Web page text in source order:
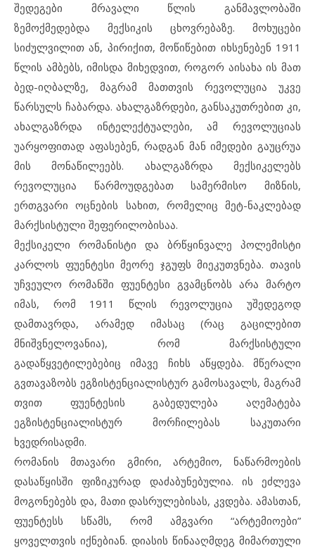
შედეგები მრავალი წლის განმავლობაში
ზემოქმედებდა მექსიკის ცხოვრებაზე. მოხუცები
სიძულვილით ან, პირიქით, მოწიწებით იხსენებენ 1911
წლის ამბებს, იმისდა მიხედვით, როგორ აისახა ის მათ
ბედ-იღბალზე, მაგრამ მათთვის რევოლუცია უკვე
წარსულს ჩაბარდა. ახალგაზრდები, განსაკუთრებით კი,
ახალგაზრდა ინტელექტუალები, ამ რევოლუციას
უარყოფითად აფასებენ, რადგან მან იმედები გაუცრუა
მის მონაწილეებს. ახალგაზრდა მექსიკელებს
რევოლუცია წარმოუდგებათ სამერმისო მიზნის,
ერთგვარი ოცნების სახით, რომელიც მეტ-ნაკლებად
მარქსისტული შეფერილობისაა.
მექსიკელი რომანისტი და ბრწყინვალე პოლემისტი
კარლოს ფუენტესი მეორე ჯგუფს მიეკუთვნება. თავის
უჩვეულო რომანში ფუენტესი გვამცნობს არა მარტო
იმას, რომ 1911 წლის რევოლუცია უშედეგოდ
დამთავრდა, არამედ იმასაც (რაც გაცილებით
მნიშვნელოვანია), რომ მარქსისტული
გადაწყვეტილებებიც იმავე ჩიხს აწყდება. მწერალი
გვთავაზობს ეგზისტენციალისტურ გამოსავალს, მაგრამ
თვით ფუენტესის გაბედულება აღემატება
ეგზისტენციალისტურ მორჩილებას საკუთარი
ხვედრისადმი.
რომანის მთავარი გმირი, არტემიო, ნაწარმოების
დასაწყისში ფიზიკურად დაძაბუნებულია. ის ეძლევა
მოგონებებს და, მათი დასრულებისას, კვდება. ამასთან,
ფუენტესს სწამს, რომ ამგვარი “არტემიოები”
ყოველთვის იქნებიან. დიასის წინააღმდეგ მიმართული